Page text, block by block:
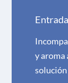
y aroma